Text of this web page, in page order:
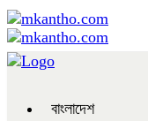
বাংলাদেশ